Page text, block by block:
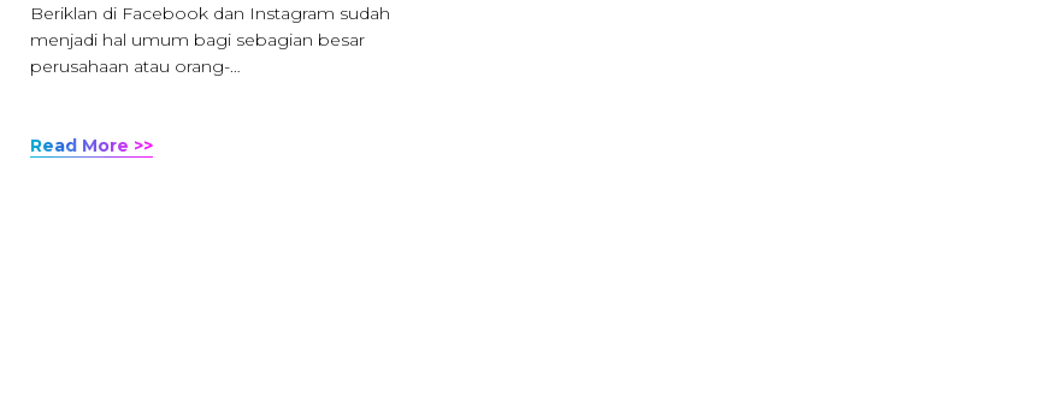
Beriklan di Facebook dan Instagram sudah
menjadi hal umum bagi sebagian besar
perusahaan atau orang-…
Read More >>